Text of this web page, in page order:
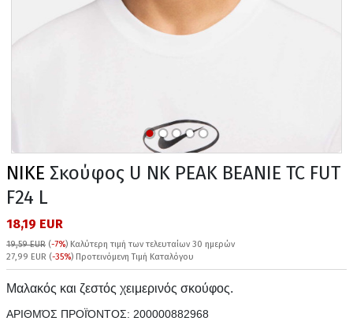
NIKE Σκούφος U NK PEAK BEANIE TC FUT
F24 L
18,19 EUR
19,59 EUR (-7%) Καλύτερη τιμή των τελευταίων 30 ημερών
27,99 EUR (-35%) Προτεινόμενη Τιμή Καταλόγου
Μαλακός και ζεστός χειμερινός σκούφος.
ΑΡΙΘΜΌΣ ΠΡΟΪΌΝΤΟΣ: 200000882968